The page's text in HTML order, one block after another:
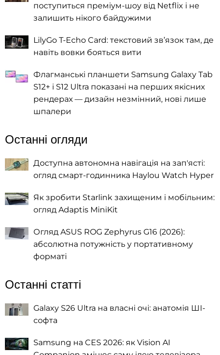
поступиться преміум-шоу від Netflix і не
залишить нікого байдужими
LilyGo T-Echo Card: текстовий зв’язок там, де
навіть вовки бояться вити
Флагманські планшети Samsung Galaxy Tab
S12+ і S12 Ultra показані на перших якісних
рендерах — дизайн незмінний, нові лише
шпалери
Останні огляди
Доступна автономна навігація на зап'ясті:
огляд смарт-годинника Haylou Watch Hyper
Як зробити Starlink захищеним і мобільним:
огляд Adaptis MiniKit
Огляд ASUS ROG Zephyrus G16 (2026):
абсолютна потужність у портативному
форматі
Останні статті
Galaxy S26 Ultra на власні очі: анатомія ШІ-
софта
Samsung на CES 2026: як Vision AI